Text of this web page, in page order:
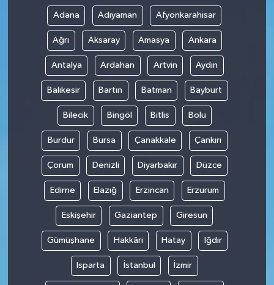
Adana Adıyaman Afyonkarahisar
Ağrı Aksaray Amasya Ankara
Antalya Ardahan Artvin Aydın
Balıkesir Bartın Batman Bayburt
Bilecik Bingöl Bitlis Bolu
Burdur Bursa Çanakkale Çankırı
Çorum Denizli Diyarbakır Düzce
Edirne Elazığ Erzincan Erzurum
Eskişehir Gaziantep Giresun
Gümüşhane Hakkâri Hatay Iğdır
Isparta İstanbul İzmir